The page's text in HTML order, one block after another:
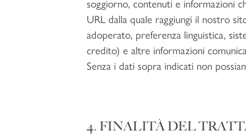
soggiorno, contenuti e informazioni
URL dalla quale raggiungi il nostro
adoperato, preferenza linguistica,
credito) e altre informazioni
Senza i dati sopra indicati non
4. FINALITÀ DEL